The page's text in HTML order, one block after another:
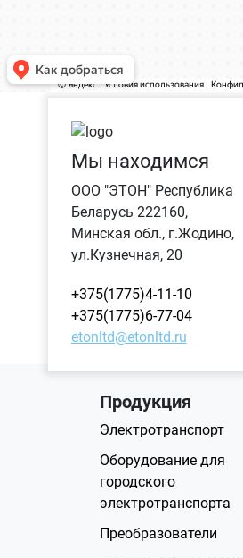
Мы находимся
ООО "ЭТОН" Республика
Беларусь 222160,
Минская обл., г.Жодино,
ул.Кузнечная, 20
+375(1775)4-11-10
+375(1775)6-77-04
etonltd@etonltd.ru
Продукция
Электротранспорт
Оборудование для
городского
электротранспорта
Преобразователи